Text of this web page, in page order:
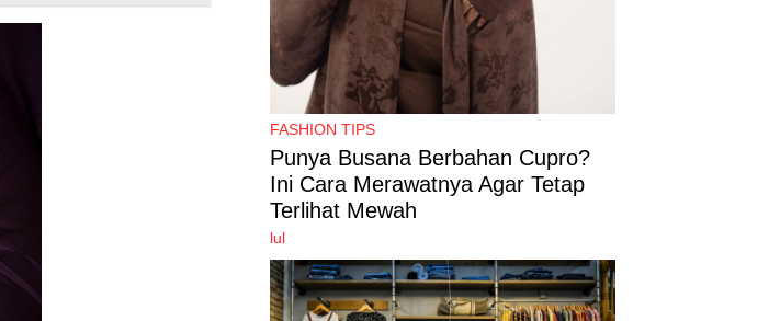
FASHION TIPS
Punya Busana Berbahan Cupro?
Ini Cara Merawatnya Agar Tetap
Terlihat Mewah
lul